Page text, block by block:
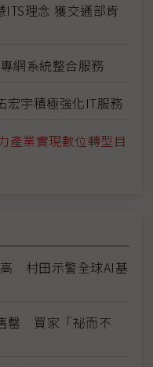
理念 獲交通部肯
網系統整合服務
宏宇積極強化IT服務
產業實現數位轉型目
村田示警全球AI基
罄 買家「祕而不